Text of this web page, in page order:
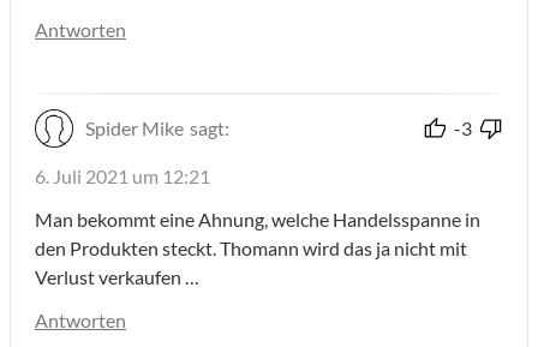
Antworten
Spider Mike sagt: -3
6. Juli 2021 um 12:21
Man bekommt eine Ahnung, welche Handelsspanne in
den Produkten steckt. Thomann wird das ja nicht mit
Verlust verkaufen …
Antworten